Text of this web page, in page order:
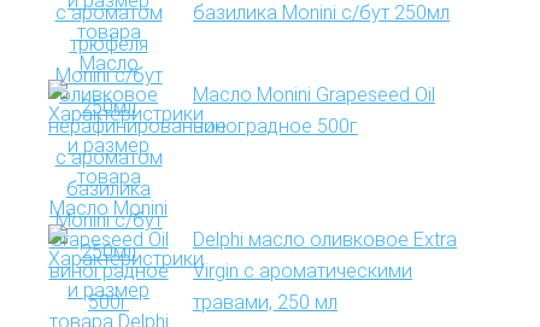
базилика Monini с/бут 250мл
Масло Monini Grapeseed Oil
виноградное 500г
Delphi масло оливковое Extra
Virgin с ароматическими
травами, 250 мл